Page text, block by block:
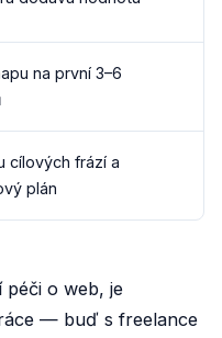
na první 3–6
cílových frází a
plán
o web, je
— buď s freelance